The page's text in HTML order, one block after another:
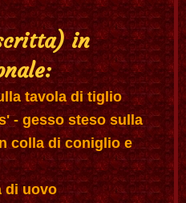
in
tavola di tiglio
- gesso steso sulla
colla di coniglio e
di uovo